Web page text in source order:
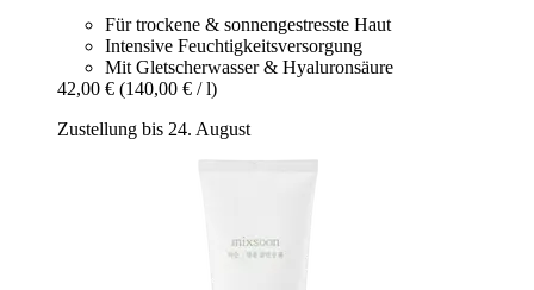
Für trockene & sonnengestresste Haut
Intensive Feuchtigkeitsversorgung
Mit Gletscherwasser & Hyaluronsäure
42,00 € (140,00 € / l)
Zustellung bis 24. August